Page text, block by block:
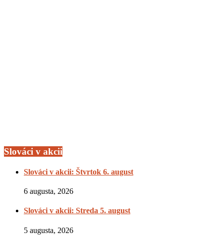
Slováci v akcii
Slováci v akcii: Štvrtok 6. august
6 augusta, 2026
Slováci v akcii: Streda 5. august
5 augusta, 2026